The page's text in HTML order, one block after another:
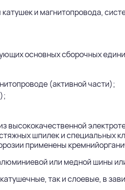
и магнитопровода,
основных сборочных
(активной части);
высококачественной
шпилек и специальных
применены
или медной шины
так и слоевые, в